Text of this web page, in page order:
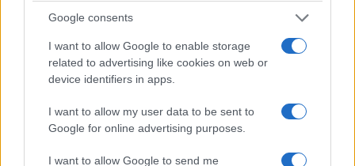
Google consents
I want to allow Google to enable storage
related to advertising like cookies on web or
device identifiers in apps.
I want to allow my user data to be sent to
Google for online advertising purposes.
I want to allow Google to send me
να μου τα ξύσετε», ήταν μερικά από τα
«γαλλικά» που εκστόμισε.
Ακολούθως και αφού απείλησε τους άνδρες
της ΕΛ.ΑΣ., λέγοντάς τους «θα δείτε τι θα
πάθετε», τους είπε «Ψάξτε, έχω ναρκωτικά».